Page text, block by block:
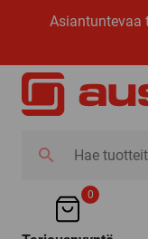
Asiantuntevaa
tuotteita
0